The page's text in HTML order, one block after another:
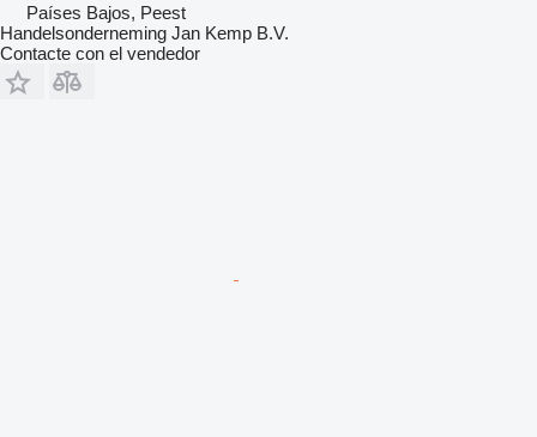
Países Bajos, Peest
Handelsonderneming Jan Kemp B.V.
Contacte con el vendedor